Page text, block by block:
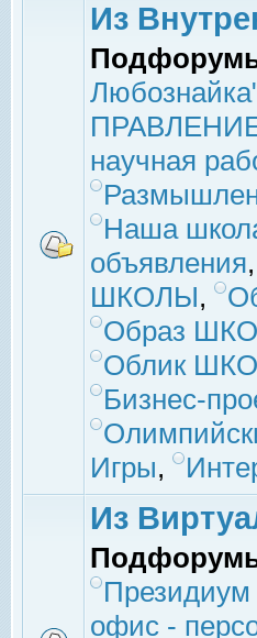
Из
научная
Наша
объявления,
ШКОЛЫ,
Образ
Облик
Бизнес-
Игры,
Из
офис -